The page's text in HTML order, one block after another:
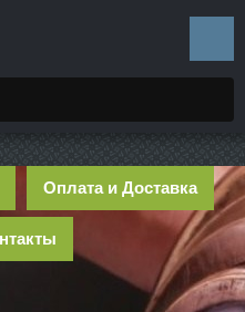
Оплата и Доставка